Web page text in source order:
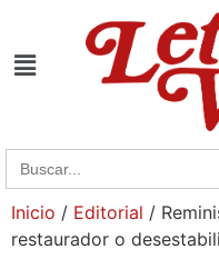
Search
for:
Inicio / Editorial /
restaurador o